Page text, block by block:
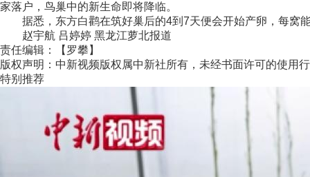
家落户，鸟巢中的新生命即将降临。
据悉，东方白鹳在筑好巢后的4到7天便会开始产卵，每窝
赵宇航 吕婷婷 黑龙江萝北报道
责任编辑：【罗攀】
版权声明：中新视频版权属中新社所有，未经书面许可的使用
特别推荐